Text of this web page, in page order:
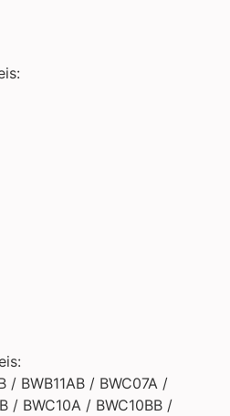
/ BWB11AB / BWC07A /
/ BWC10A / BWC10BB /